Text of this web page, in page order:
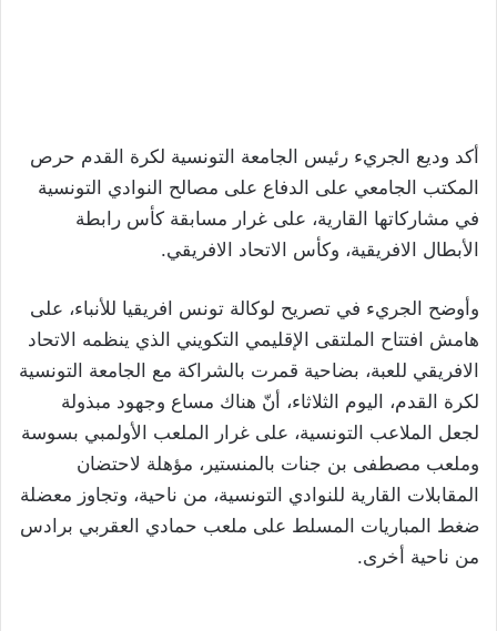
أكد وديع الجريء رئيس الجامعة التونسية لكرة القدم حرص
المكتب الجامعي على الدفاع على مصالح النوادي التونسية
في مشاركاتها القارية، على غرار مسابقة كأس رابطة
الأبطال الافريقية، وكأس الاتحاد الافريقي.
وأوضح الجريء في تصريح لوكالة تونس افريقيا للأنباء، على
هامش افتتاح الملتقى الإقليمي التكويني الذي ينظمه الاتحاد
الافريقي للعبة، بضاحية قمرت بالشراكة مع الجامعة التونسية
لكرة القدم، اليوم الثلاثاء، أنّ هناك مساع وجهود مبذولة
لجعل الملاعب التونسية، على غرار الملعب الأولمبي بسوسة
وملعب مصطفى بن جنات بالمنستير، مؤهلة لاحتضان
المقابلات القارية للنوادي التونسية، من ناحية، وتجاوز معضلة
ضغط المباريات المسلط على ملعب حمادي العقربي برادس
من ناحية أخرى.